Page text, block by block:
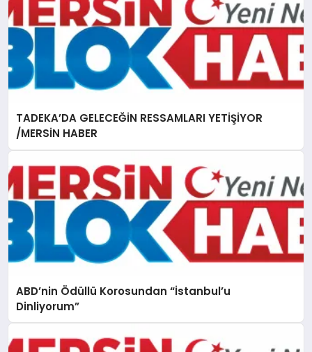
TADEKA’DA GELECEĞİN RESSAMLARI YETİŞİYOR
/MERSİN HABER
ABD’nin Ödüllü Korosundan “İstanbul’u
Dinliyorum”